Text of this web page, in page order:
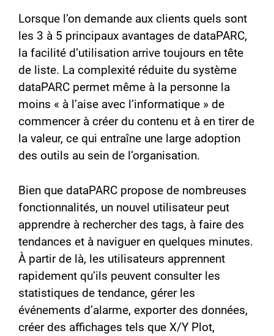
Lorsque l’on demande aux clients quels sont
les 3 à 5 principaux avantages de dataPARC,
la facilité d’utilisation arrive toujours en tête
de liste. La complexité réduite du système
dataPARC permet même à la personne la
moins « à l’aise avec l’informatique » de
commencer à créer du contenu et à en tirer de
la valeur, ce qui entraîne une large adoption
des outils au sein de l’organisation.
Bien que dataPARC propose de nombreuses
fonctionnalités, un nouvel utilisateur peut
apprendre à rechercher des tags, à faire des
tendances et à naviguer en quelques minutes.
À partir de là, les utilisateurs apprennent
rapidement qu’ils peuvent consulter les
statistiques de tendance, gérer les
événements d’alarme, exporter des données,
créer des affichages tels que X/Y Plot,